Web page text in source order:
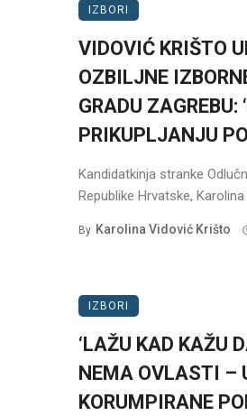
IZBORI
VIDOVIĆ KRIŠTO
OZBILJNE
GRADU ZAGREBU:
PRIKUPLJANJU
Kandidatkinja stranke
Republike Hrvatske,
By Karolina Vidović Krišto
IZBORI
‘LAŽU KAD KAŽU
NEMA OVLASTI –
KORUMPIRANE